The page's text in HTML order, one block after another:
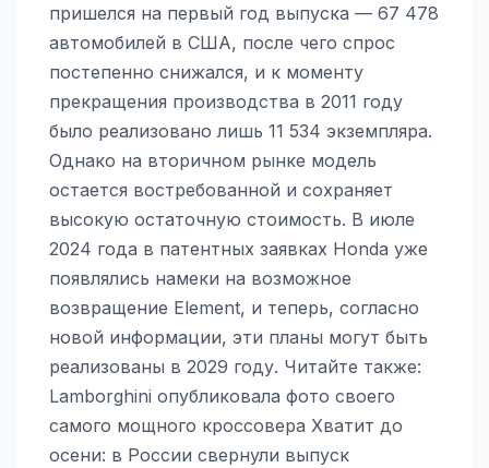
пришелся на первый год выпуска — 67 478
автомобилей в США, после чего спрос
постепенно снижался, и к моменту
прекращения производства в 2011 году
было реализовано лишь 11 534 экземпляра.
Однако на вторичном рынке модель
остается востребованной и сохраняет
высокую остаточную стоимость. В июле
2024 года в патентных заявках Honda уже
появлялись намеки на возможное
возвращение Element, и теперь, согласно
новой информации, эти планы могут быть
реализованы в 2029 году. Читайте также:
Lamborghini опубликовала фото своего
самого мощного кроссовера Хватит до
осени: в России свернули выпуск